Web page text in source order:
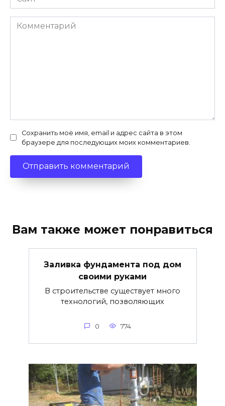
Комментарий
Сохранить моё имя, email и адрес сайта в этом
браузере для последующих моих комментариев.
Вам также может понравиться
Заливка фундамента под дом
своими руками
В строительстве существует много
технологий, позволяющих
0 774